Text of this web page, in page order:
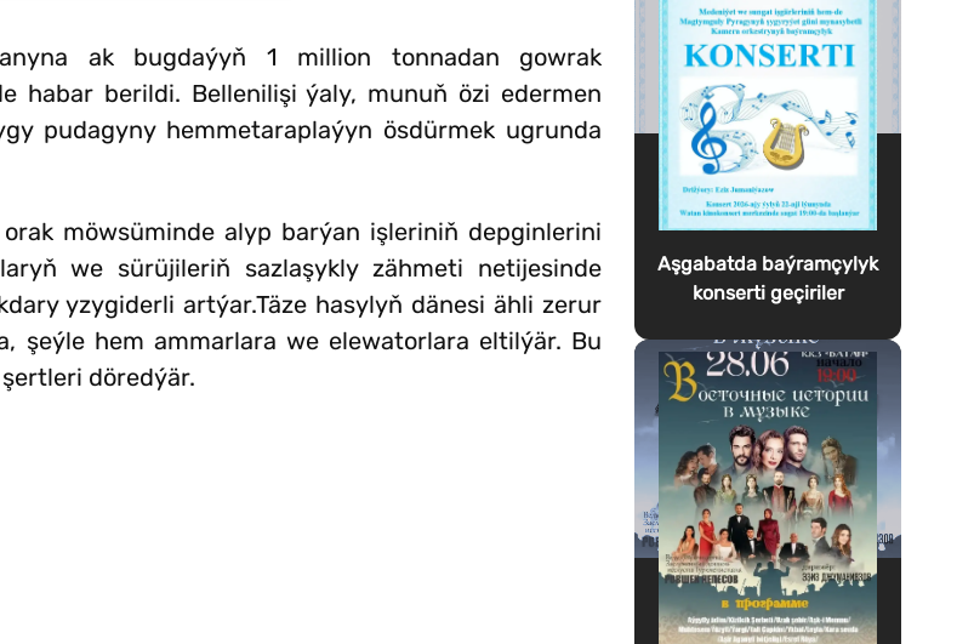
ak bugdaýyň 1 million tonnadan gowrak
habar berildi. Bellenilişi ýaly, munuň özi edermen
pudagyny hemmetaraplaýyn ösdürmek ugrunda
möwsüminde alyp barýan işleriniň depginlerini
we sürüjileriň sazlaşykly zähmeti netijesinde
yzygiderli artýar.Täze hasylyň dänesi ähli zerur
şeýle hem ammarlara we elewatorlara eltilýär. Bu
döredýär.
Aşgabatda baýramçylyk
konserti geçiriler